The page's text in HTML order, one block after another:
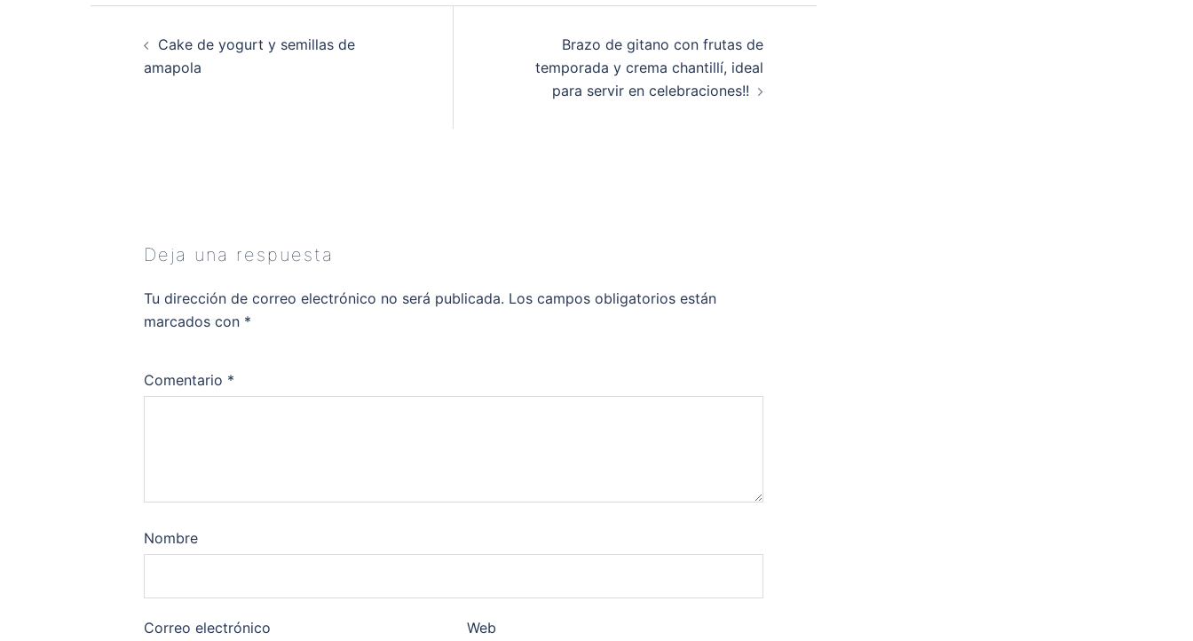
entradas
Cake de yogurt y semillas de
amapola
Brazo de gitano con frutas de
temporada y crema chantillí, ideal
para servir en celebraciones!!
Deja una respuesta
Tu dirección de correo electrónico no será publicada. Los campos obligatorios están
marcados con *
Comentario *
Nombre
Correo electrónico Web